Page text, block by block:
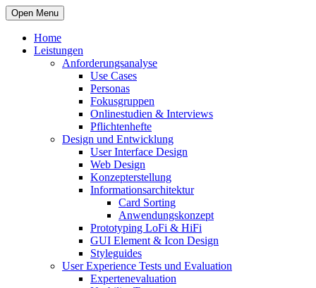
Open Menu
Home
Leistungen
Anforderungsanalyse
Use Cases
Personas
Fokusgruppen
Onlinestudien & Interviews
Pflichtenhefte
Design und Entwicklung
User Interface Design
Web Design
Konzepterstellung
Informationsarchitektur
Card Sorting
Anwendungskonzept
Prototyping LoFi & HiFi
GUI Element & Icon Design
Styleguides
User Experience Tests und Evaluation
Expertenevaluation